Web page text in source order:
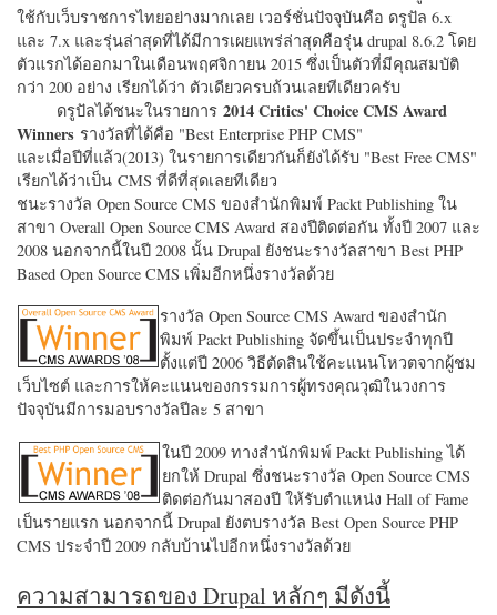
ใช้กับเว็บราชการไทยอย่างมากเลย เวอร์ชั่นปัจจุบันคือ ดรูปัล 6.x
และ 7.x และรุ่นล่าสุดที่ได้มีการเผยแพร่ล่าสุดคือรุ่น drupal 8.6.2 โดย
ตัวแรกได้ออกมาในเดือนพฤศจิกายน 2015 ซึ่งเป็นตัวที่มีคุณสมบัติ
กว่า 200 อย่าง เรียกได้ว่า ตัวเดียวครบถ้วนเลยทีเดียวครับ
ดรูปัลได้ชนะในรายการ 2014 Critics' Choice CMS Award
Winners รางวัลที่ได้คือ "Best Enterprise PHP CMS"
และเมื่อปีที่แล้ว(2013) ในรายการเดียวกันก็ยังได้รับ "Best Free CMS"
เรียกได้ว่าเป็น CMS ที่ดีที่สุดเลยทีเดียว
ชนะรางวัล Open Source CMS ของสำนักพิมพ์ Packt Publishing ใน
สาขา Overall Open Source CMS Award สองปีติดต่อกัน ทั้งปี 2007 และ
2008 นอกจากนี้ในปี 2008 นั้น Drupal ยังชนะรางวัลสาขา Best PHP
Based Open Source CMS เพิ่มอีกหนึ่งรางวัลด้วย
รางวัล Open Source CMS Award ของสำนัก
พิมพ์ Packt Publishing จัดขึ้นเป็นประจำทุกปี
ตั้งแต่ปี 2006 วิธีตัดสินใช้คะแนนโหวตจากผู้ชม
เว็บไซต์ และการให้คะแนนของกรรมการผู้ทรงคุณวุฒิในวงการ
ปัจจุบันมีการมอบรางวัลปีละ 5 สาขา
ในปี 2009 ทางสำนักพิมพ์ Packt Publishing ได้
ยกให้ Drupal ซึ่งชนะรางวัล Open Source CMS
ติดต่อกันมาสองปี ให้รับตำแหน่ง Hall of Fame
เป็นรายแรก นอกจากนี้ Drupal ยังตบรางวัล Best Open Source PHP
CMS ประจำปี 2009 กลับบ้านไปอีกหนึ่งรางวัลด้วย
ความสามารถของ Drupal หลักๆ มีดังนี้